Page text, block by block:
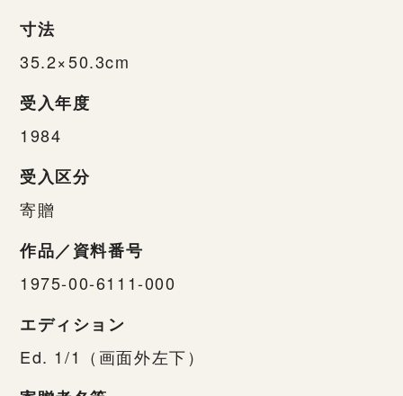
寸法
35.2×50.3cm
受入年度
1984
受入区分
寄贈
作品／資料番号
1975-00-6111-000
エディション
Ed. 1/1（画面外左下）